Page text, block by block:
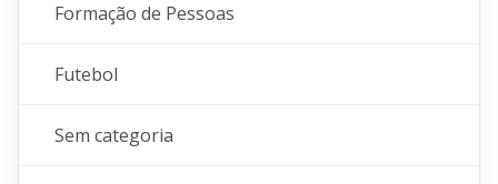
Formação de Pessoas
Futebol
Sem categoria